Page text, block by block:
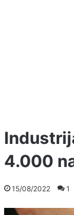
4.000
15/08/2022 1